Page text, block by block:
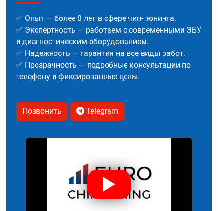
✅ Опыт — более 8 лет в сфере чип-тюнинга.
✅ Экспертность — работаем с современными ЭБУ
и диагностическим оборудованием.
✅ Надежность — гарантия на все виды работ.
✅ Прозрачность — подробные консультации по
телефону и фиксированные цены.
Позвонить Telegram